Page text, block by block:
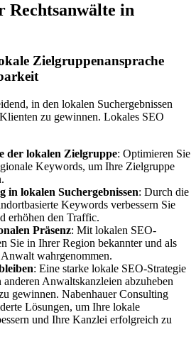
Rechtsanwälte in
Zielgruppenansprache
in den lokalen Suchergebnissen
zu gewinnen. Lokales SEO
der lokalen Zielgruppe: Optimieren Sie
Keywords, um Ihre Zielgruppe
in lokalen Suchergebnissen: Durch die
Keywords verbessern Sie
erhöhen den Traffic.
Präsenz: Mit lokalen SEO-
Sie in Ihrer Region bekannter und als
wahrgenommen.
: Eine starke lokale SEO-Strategie
Anwaltskanzleien abzuheben
gewinnen. Nabenhauer Consulting
Lösungen, um Ihre lokale
und Ihre Kanzlei erfolgreich zu